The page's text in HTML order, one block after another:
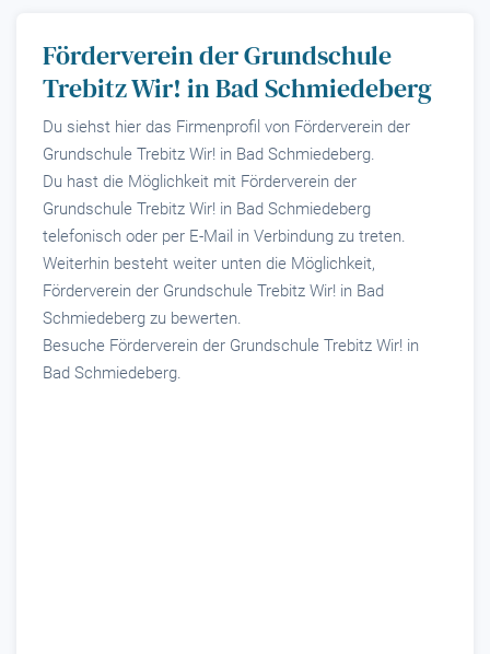
Förderverein der Grundschule
Trebitz Wir! in Bad Schmiedeberg
Du siehst hier das Firmenprofil von Förderverein der
Grundschule Trebitz Wir! in Bad Schmiedeberg.
Du hast die Möglichkeit mit Förderverein der
Grundschule Trebitz Wir! in Bad Schmiedeberg
telefonisch oder per E-Mail in Verbindung zu treten.
Weiterhin besteht weiter unten die Möglichkeit,
Förderverein der Grundschule Trebitz Wir! in Bad
Schmiedeberg zu bewerten.
Besuche Förderverein der Grundschule Trebitz Wir! in
Bad Schmiedeberg.